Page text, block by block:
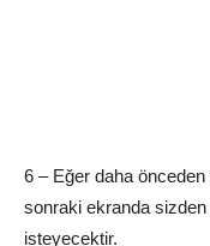
6 – Eğer daha önceden
sonraki ekranda sizden
isteyecektir.